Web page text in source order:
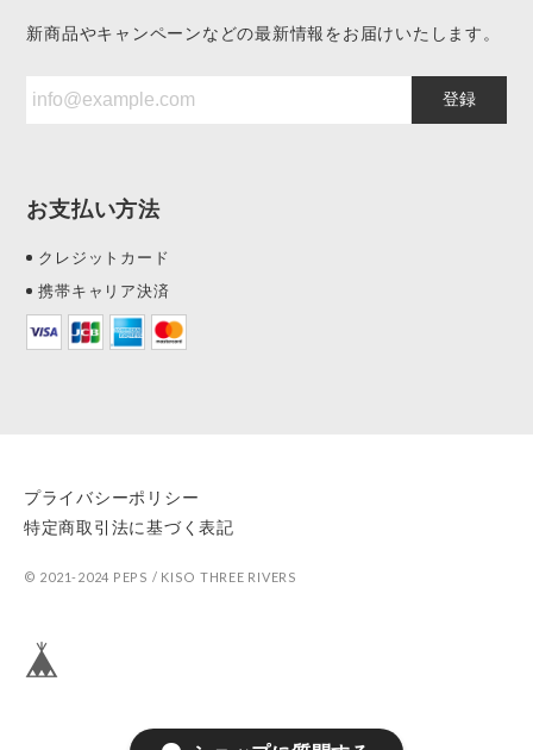
新商品やキャンペーンなどの最新情報をお届けいたします。
登録
お支払い方法
クレジットカード
携帯キャリア決済
プライバシーポリシー
特定商取引法に基づく表記
© 2021-2024 PEPS / KISO THREE RIVERS